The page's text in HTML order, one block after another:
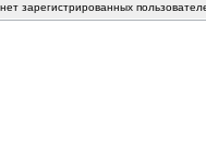
зарегистрированных